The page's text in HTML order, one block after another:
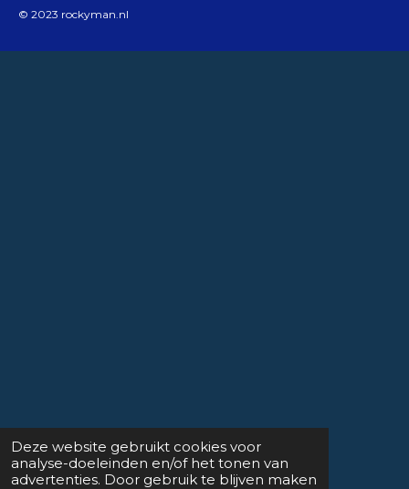
Deze website gebruikt cookies voor
analyse-doeleinden en/of het tonen van
advertenties. Door gebruik te blijven maken
© 2023 rockyman.nl